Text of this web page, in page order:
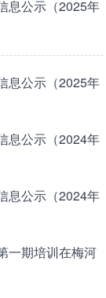
息公示（2025年
息公示（2025年
息公示（2024年
息公示（2024年
一期培训在梅河